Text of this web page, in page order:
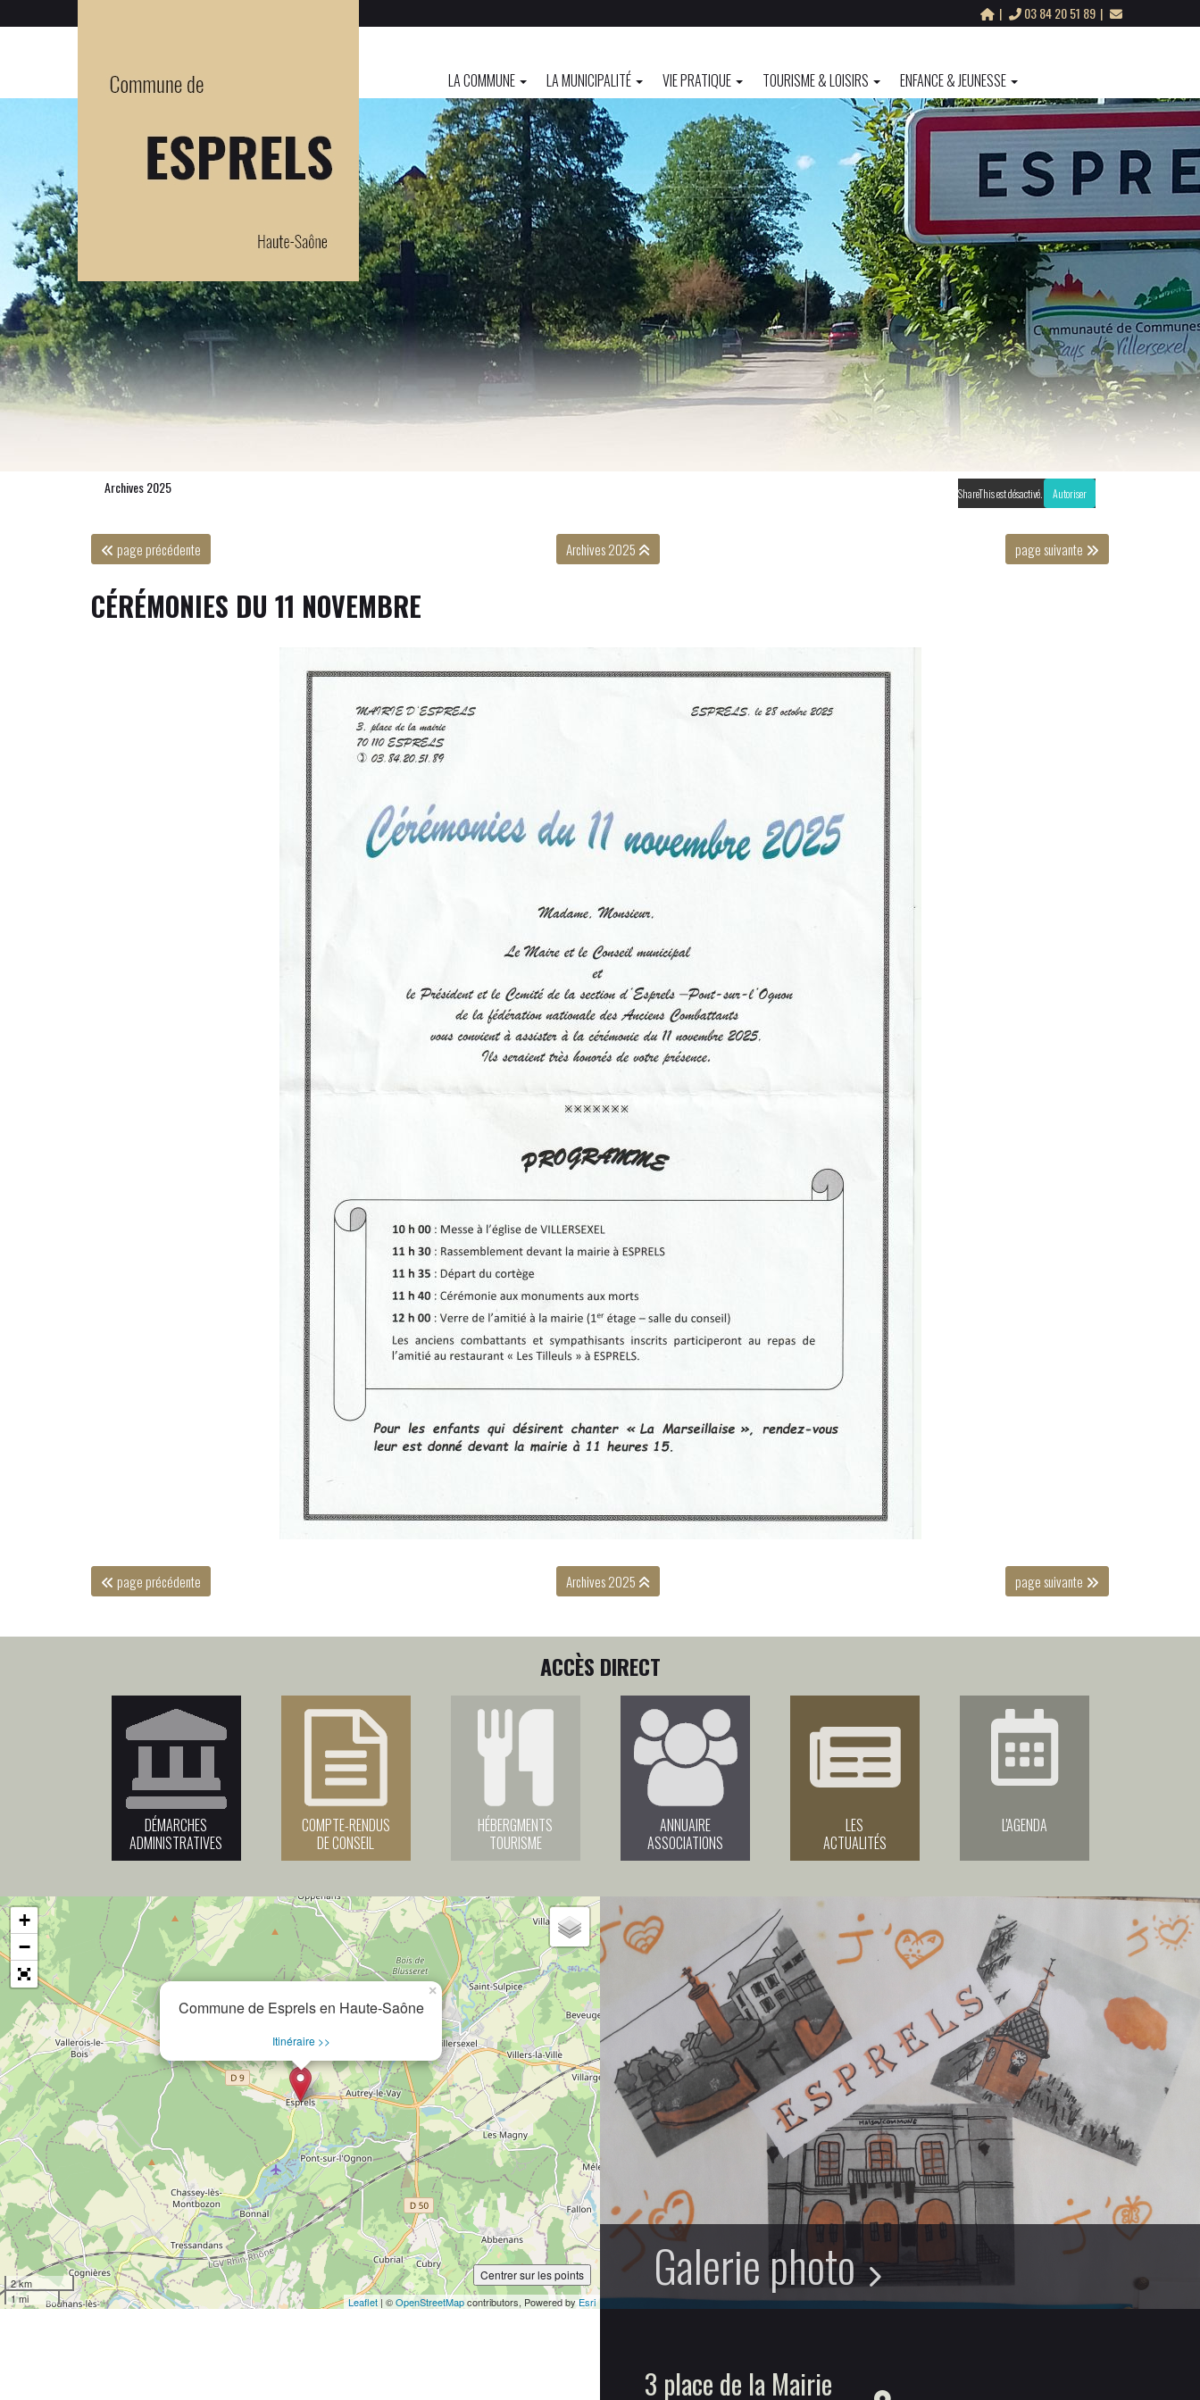
03 84 20 51 89
LA COMMUNE LA MUNICIPALITÉ VIE PRATIQUE TOURISME & LOISIRS ENFANCE & JEUNESSE
ShareThis est désactivé. Autoriser
Archives 2025
page précédente Archives 2025 page suivante
CÉRÉMONIES DU 11 NOVEMBRE
page précédente Archives 2025 page suivante
ACCÈS DIRECT
DÉMARCHES
ADMINISTRATIVES
COMPTE-RENDUS
DE CONSEIL
HÉBERGMENTS
TOURISME
ANNUAIRE
ASSOCIATIONS
LES
ACTUALITÉS
L'AGENDA
Commune de Esprels en Haute-Saône
Itinéraire >>
×
+
−
2 km
1 mi
Centrer sur les points
Leaflet | ©OpenStreetMapcontributors, Powered by Esri
Galerie photo
3 place de la Mairie